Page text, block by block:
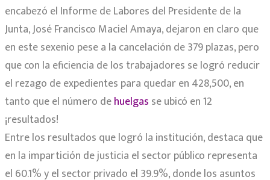
encabezó el Informe de Labores del Presidente de la
Junta, José Francisco Maciel Amaya, dejaron en claro que
en este sexenio pese a la cancelación de 379 plazas, pero
que con la eficiencia de los trabajadores se logró reducir
el rezago de expedientes para quedar en 428,500, en
tanto que el número dehuelgas se ubicó en 12
¡resultados!
Entre los resultados que logró la institución, destaca que
en la impartición de justicia el sector público representa
el 60.1% y el sector privado el 39.9%, donde los asuntos